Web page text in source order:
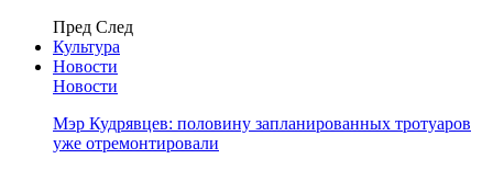
Пред След
Культура
Новости
Новости
Мэр Кудрявцев: половину запланированных тротуаров
уже отремонтировали